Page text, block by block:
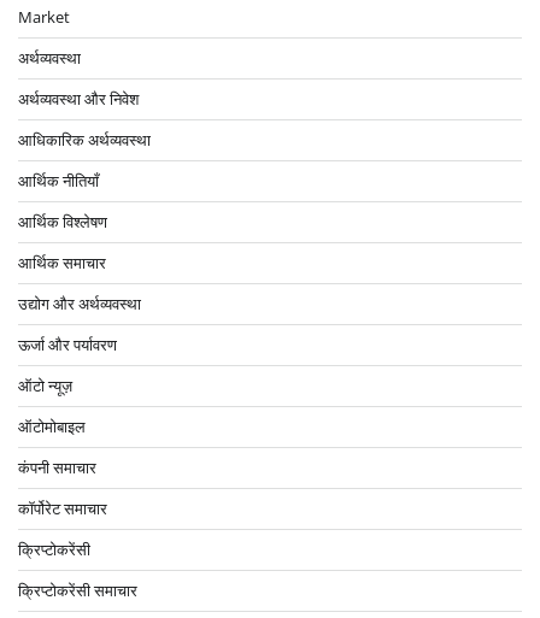
Market
अर्थव्यवस्था
अर्थव्यवस्था और निवेश
आधिकारिक अर्थव्यवस्था
आर्थिक नीतियाँ
आर्थिक विश्लेषण
आर्थिक समाचार
उद्योग और अर्थव्यवस्था
ऊर्जा और पर्यावरण
ऑटो न्यूज़
ऑटोमोबाइल
कंपनी समाचार
कॉर्पोरेट समाचार
क्रिप्टोकरेंसी
क्रिप्टोकरेंसी समाचार